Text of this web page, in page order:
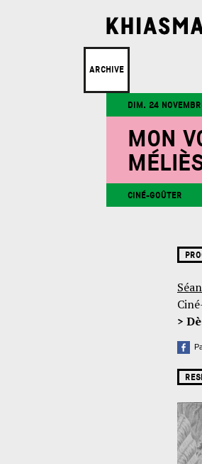
ARCHIVE
DIM. 24
MON
CINÉ-GOÛTER
>